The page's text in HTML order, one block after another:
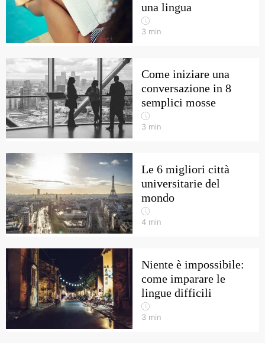
una lingua
3 min
Come iniziare una
conversazione in 8
semplici mosse
3 min
Le 6 migliori città
universitarie del
mondo
4 min
Niente è impossibile:
come imparare le
lingue difficili
3 min